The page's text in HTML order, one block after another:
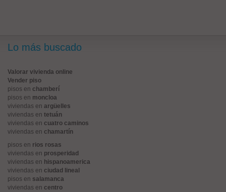
Lo más buscado
Valorar vivienda online
Vender piso
pisos en chamberí
pisos en moncloa
viviendas en argüelles
viviendas en tetuán
viviendas en cuatro caminos
viviendas en chamartín
pisos en rios rosas
viviendas en prosperidad
viviendas en hispanoamerica
viviendas en ciudad lineal
pisos en salamanca
viviendas en centro